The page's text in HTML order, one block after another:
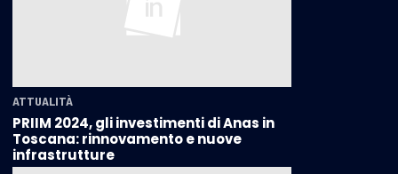
ATTUALITÀ
PRIIM 2024, gli investimenti di Anas in
Toscana: rinnovamento e nuove
infrastrutture